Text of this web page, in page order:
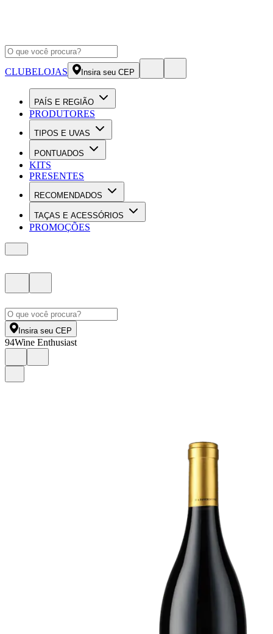
CLUBELOJAS Insira seu CEP
PAÍS E REGIÃO
PRODUTORES
TIPOS E UVAS
PONTUADOS
KITS
PRESENTES
RECOMENDADOS
TAÇAS E ACESSÓRIOS
PROMOÇÕES
Insira seu CEP
94Wine Enthusiast